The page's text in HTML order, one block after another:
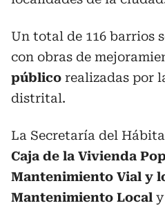
Un total de 116 barrios
con obras de
público realizadas por
distrital.
La Secretaría del
Caja de la Vivienda
Mantenimiento Vial y
Mantenimiento Local